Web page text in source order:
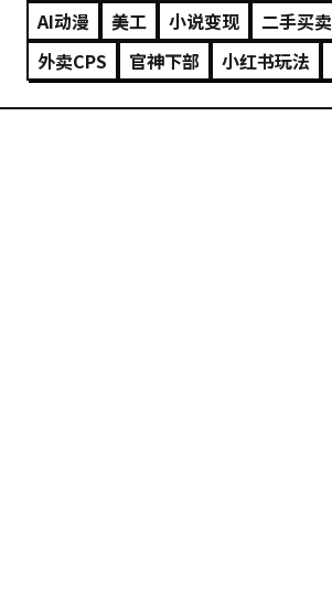
AI动漫
美工 小说变现 二手买卖
外卖CPS
官神下部 小红书玩法